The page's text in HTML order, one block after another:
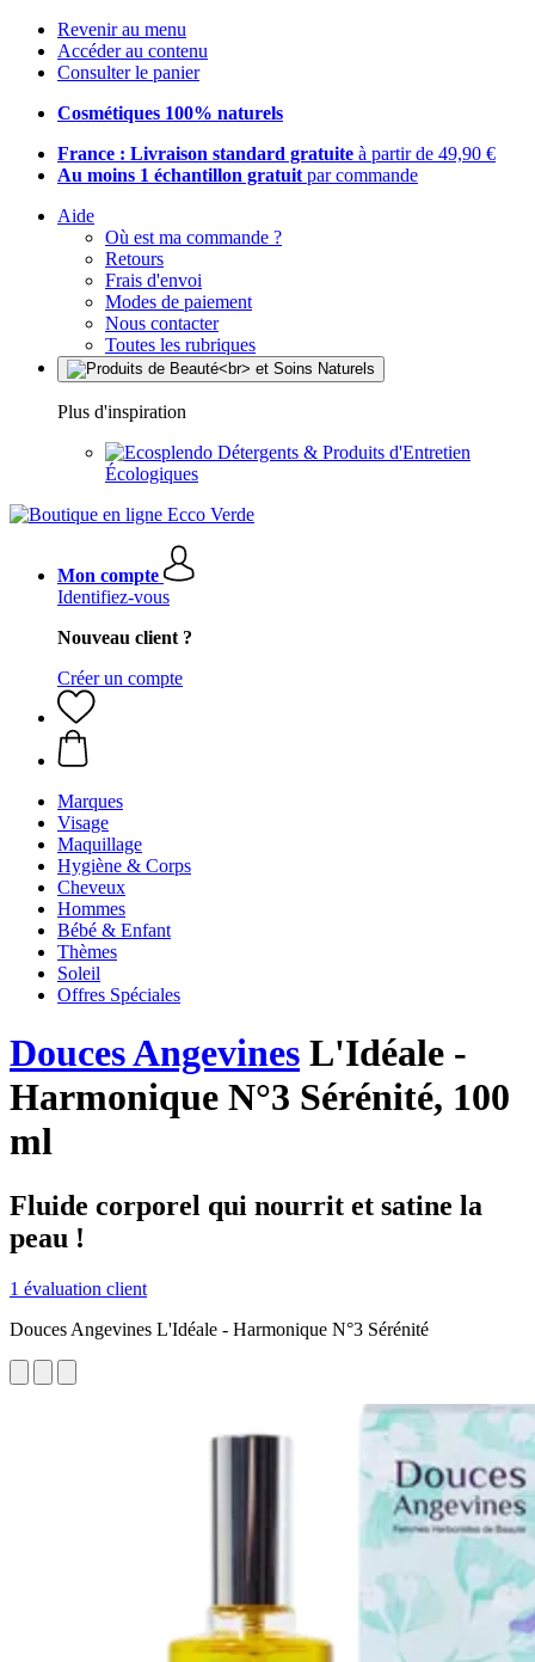
Revenir au menu
Accéder au contenu
Consulter le panier
Cosmétiques 100% naturels
France : Livraison standard gratuite à partir de 49,90 €
Au moins 1 échantillon gratuit par commande
Aide
Où est ma commande ?
Retours
Frais d'envoi
Modes de paiement
Nous contacter
Toutes les rubriques
Plus d'inspiration
Détergents & Produits d'Entretien
Écologiques
Mon compte
Identifiez-vous
Nouveau client ?
Créer un compte
Marques
Visage
Maquillage
Hygiène & Corps
Cheveux
Hommes
Bébé & Enfant
Thèmes
Soleil
Offres Spéciales
Douces Angevines L'Idéale -
Harmonique N°3 Sérénité, 100
ml
Fluide corporel qui nourrit et satine la
peau !
1 évaluation client
Douces Angevines L'Idéale - Harmonique N°3 Sérénité